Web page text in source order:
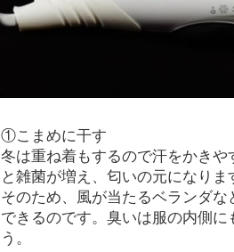
①こまめに干す
冬は重ね着もするので汗をかき
と雑菌が増え、匂いの元になりま
そのため、風が当たるベランダ
できるのです。臭いは服の内側
う。